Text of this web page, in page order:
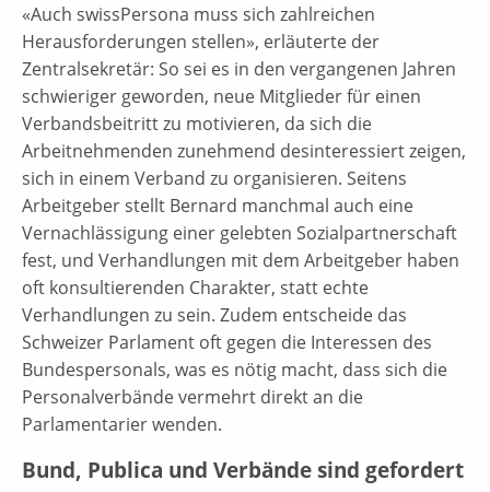
«Auch swissPersona muss sich zahlreichen
Herausforderungen stellen», erläuterte der
Zentralsekretär: So sei es in den vergangenen Jahren
schwieriger geworden, neue Mitglieder für einen
Verbandsbeitritt zu motivieren, da sich die
Arbeitnehmenden zunehmend desinteressiert zeigen,
sich in einem Verband zu organisieren. Seitens
Arbeitgeber stellt Bernard manchmal auch eine
Vernachlässigung einer gelebten Sozialpartnerschaft
fest, und Verhandlungen mit dem Arbeitgeber haben
oft konsultierenden Charakter, statt echte
Verhandlungen zu sein. Zudem entscheide das
Schweizer Parlament oft gegen die Interessen des
Bundespersonals, was es nötig macht, dass sich die
Personalverbände vermehrt direkt an die
Parlamentarier wenden.
Bund, Publica und Verbände sind gefordert